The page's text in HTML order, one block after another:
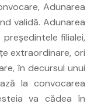
Adunarea
validă. Adunarea
filialei,
extraordinare, ori
în decursul unui
la convocarea
va cădea în